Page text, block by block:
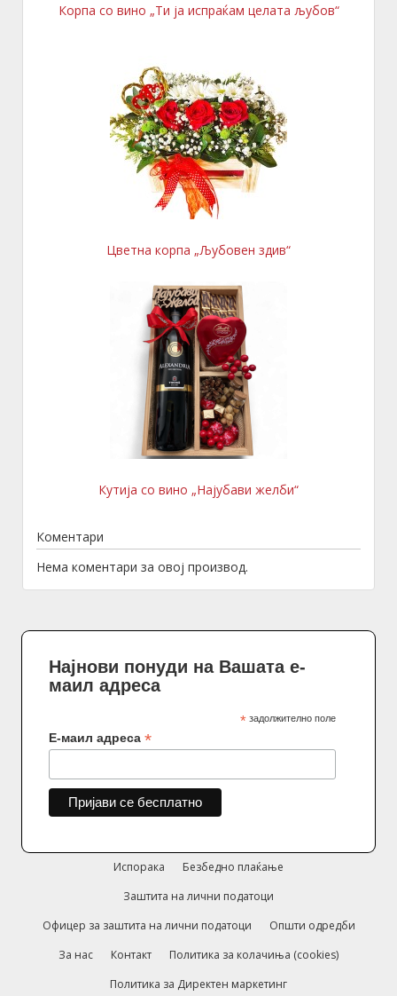
Корпа со вино „Ти ја испраќам целата љубов“
Цветна корпа „Љубовен здив“
Кутија со вино „Најубави желби“
Коментари
Нема коментари за овој производ.
Најнови понуди на Вашата е-
маил адреса
* задолжително поле
Е-маил адреса *
Испорака
Безбедно плаќање
Заштита на лични податоци
Офицер за заштита на лични податоци
Општи одредби
За нас
Контакт
Политика за колачиња (cookies)
Политика за Директен маркетинг